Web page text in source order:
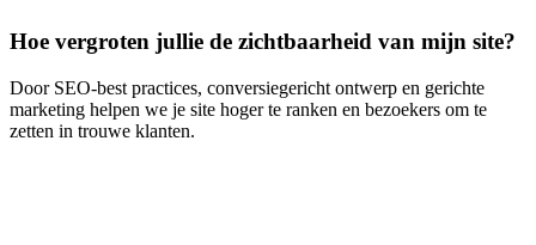
Hoe vergroten jullie de zichtbaarheid van mijn site?
Door SEO-best practices, conversiegericht ontwerp en gerichte
marketing helpen we je site hoger te ranken en bezoekers om te
zetten in trouwe klanten.